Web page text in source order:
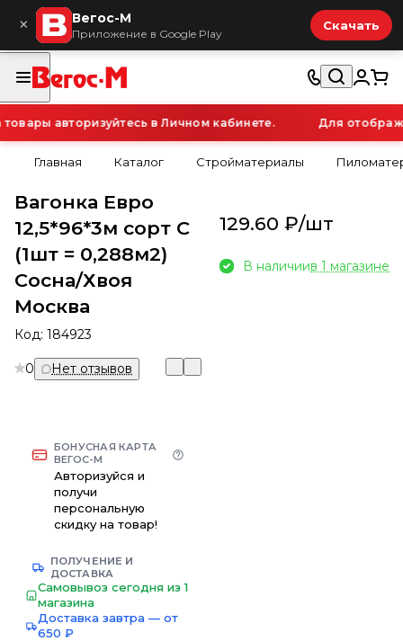
× Вегос-М
Приложение в Google Play
Скачать
авторизуйтесь в Личном кабинете. Для
Главная Каталог Стройматериалы
Вагонка Евро
12,5*96*3м сорт С
(1шт = 0,288м2)
Сосна/Хвоя
Москва
Код: 184923
0 Нет отзывов
БОНУСНАЯ КАРТА
ВЕГОС-М
Авторизуйся и
получи
персональную
скидку на товар!
ПОЛУЧЕНИЕ И
ДОСТАВКА
Самовывоз сегодня из 1
магазина
Доставка завтра — от
650 ₽
129.60 ₽/шт
В наличиив 1 магазине